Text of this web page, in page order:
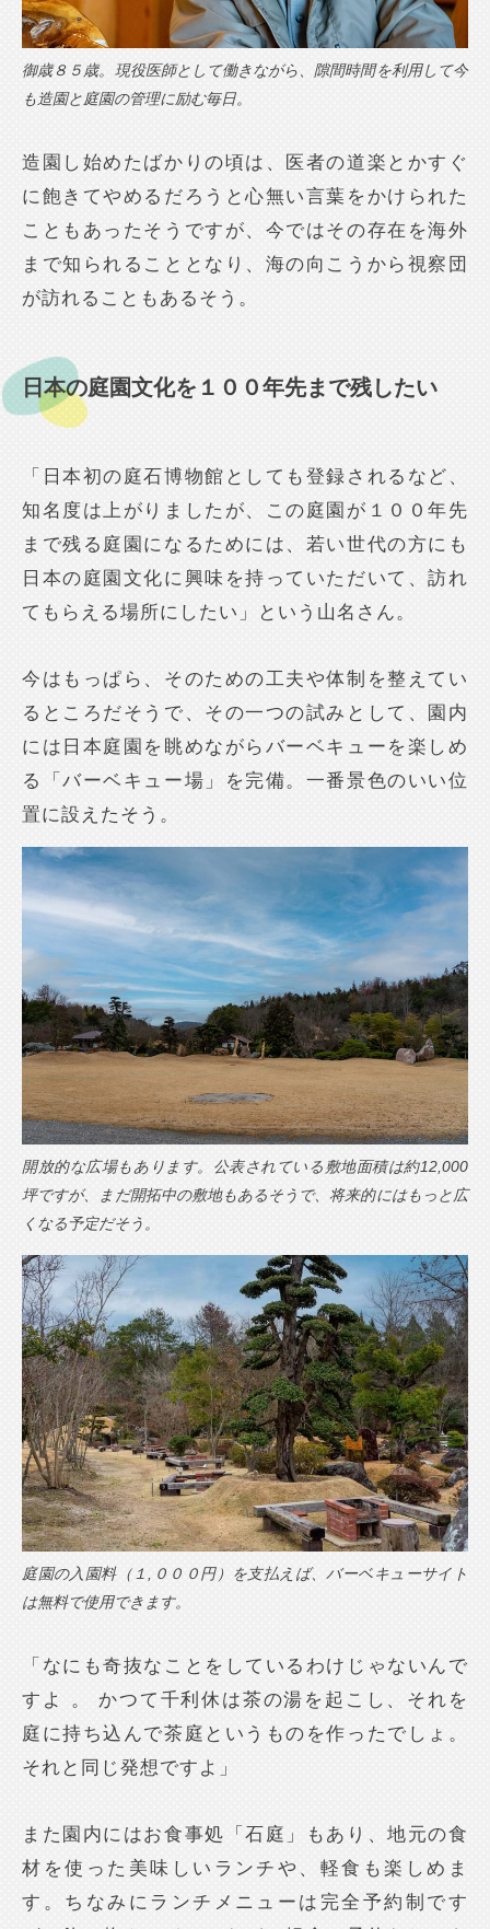
御歳８５歳。現役医師として働きながら、隙間時間を利用して今
も造園と庭園の管理に励む毎日。
造園し始めたばかりの頃は、医者の道楽とかすぐ
に飽きてやめるだろうと心無い言葉をかけられた
こともあったそうですが、今ではその存在を海外
まで知られることとなり、海の向こうから視察団
が訪れることもあるそう。
日本の庭園文化を１００年先まで残したい
「日本初の庭石博物館としても登録されるなど、
知名度は上がりましたが、この庭園が１００年先
まで残る庭園になるためには、若い世代の方にも
日本の庭園文化に興味を持っていただいて、訪れ
てもらえる場所にしたい」という山名さん。
今はもっぱら、そのための工夫や体制を整えてい
るところだそうで、その一つの試みとして、園内
には日本庭園を眺めながらバーベキューを楽しめ
る「バーベキュー場」を完備。一番景色のいい位
置に設えたそう。
開放的な広場もあります。公表されている敷地面積は約12,000
坪ですが、まだ開拓中の敷地もあるそうで、将来的にはもっと広
くなる予定だそう。
庭園の入園料（１,０００円）を支払えば、バーベキューサイト
は無料で使用できます。
「なにも奇抜なことをしているわけじゃないんで
すよ 。 かつて千利休は茶の湯を起こし、それを
庭に持ち込んで茶庭というものを作ったでしょ。
それと同じ発想ですよ」
また園内にはお食事処「石庭」もあり、地元の食
材を使った美味しいランチや、軽食も楽しめま
す。ちなみにランチメニューは完全予約制です